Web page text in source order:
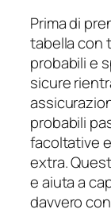
Prima di
tabella con
probabili e
sicure
probabili
facoltative
extra.
e aiuta a
davvero